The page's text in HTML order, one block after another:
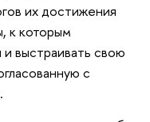
их достижения
к которым
выстраивать свою
с